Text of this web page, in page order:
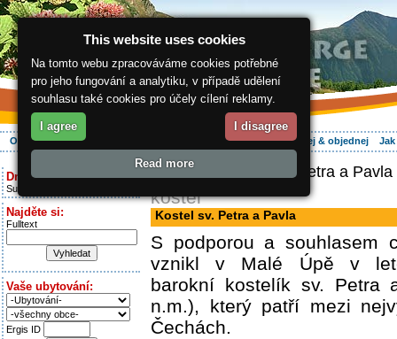
O regionu Aktivně Ubytování Hledej & objednej
Dnes je:
Sunday 9.08.2026
Najděte si:
Fulltext
Vaše ubytování:
Ergis ID
ergis.cz > Kostel sv. Petra a Pavla
kostel
Kostel sv. Petra a Pavla
S podporou a souhlasem
vznikl v Malé Úpě v
barokní kostelík sv. Petra
n.m.), který patří mezi
Čechách.
This website uses cookies
Na tomto webu zpracováváme cookies potřebné
pro jeho fungování a analytiku, v případě udělení
souhlasu také cookies pro účely cílení reklamy.
I agree I disagree
Read more